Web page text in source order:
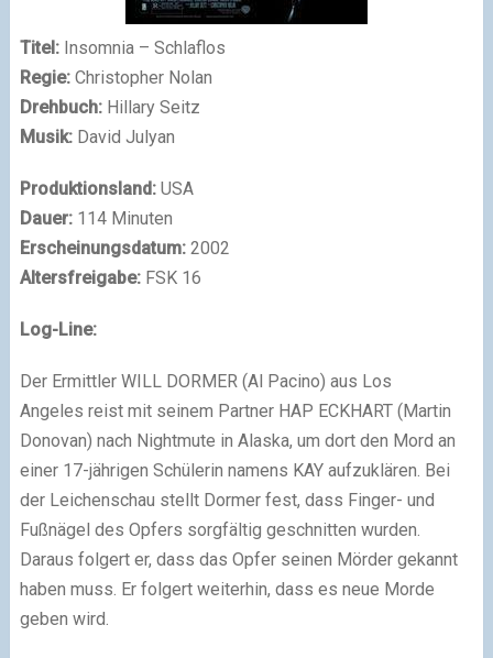
Titel:Insomnia – Schlaflos
Regie:Christopher Nolan
Drehbuch:Hillary Seitz
Musik:David Julyan
Produktionsland:USA
Dauer:114 Minuten
Erscheinungsdatum:2002
Altersfreigabe:FSK 16
Log-Line:
Der Ermittler WILL DORMER (Al Pacino) aus Los
Angeles reist mit seinem Partner HAP ECKHART (Martin
Donovan) nach Nightmute in Alaska, um dort den Mord an
einer 17-jährigen Schülerin namens KAY aufzuklären. Bei
der Leichenschau stellt Dormer fest, dass Finger- und
Fußnägel des Opfers sorgfältig geschnitten wurden.
Daraus folgert er, dass das Opfer seinen Mörder gekannt
haben muss. Er folgert weiterhin, dass es neue Morde
geben wird.